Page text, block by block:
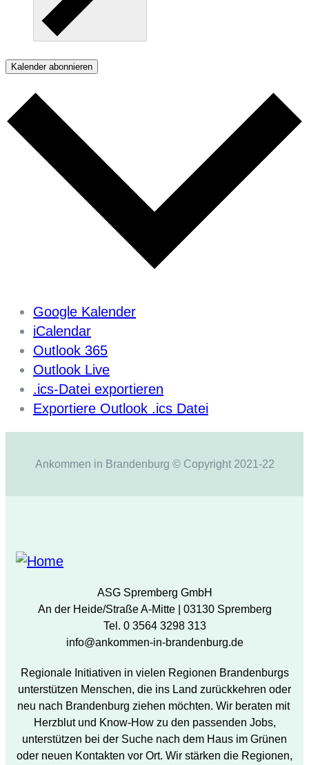
Kalender abonnieren
Google Kalender
iCalendar
Outlook 365
Outlook Live
.ics-Datei exportieren
Exportiere Outlook .ics Datei
Ankommen in Brandenburg © Copyright 2021-22
ASG Spremberg GmbH
An der Heide/Straße A-Mitte | 03130 Spremberg
Tel. 0 3564 3298 313
info@ankommen-in-brandenburg.de
Regionale Initiativen in vielen Regionen Brandenburgs
unterstützen Menschen, die ins Land zurückkehren oder
neu nach Brandenburg ziehen möchten. Wir beraten mit
Herzblut und Know-How zu den passenden Jobs,
unterstützen bei der Suche nach dem Haus im Grünen
oder neuen Kontakten vor Ort. Wir stärken die Regionen,